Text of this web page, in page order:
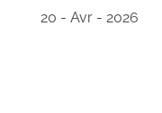
20 - Avr - 2026